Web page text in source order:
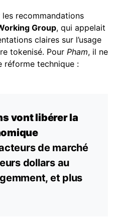
les recommandations
Group, qui appelait
claires sur l’usage
tokenisé. Pour Pham, il ne
réforme technique :
vont libérer la
de marché
dollars au
et plus